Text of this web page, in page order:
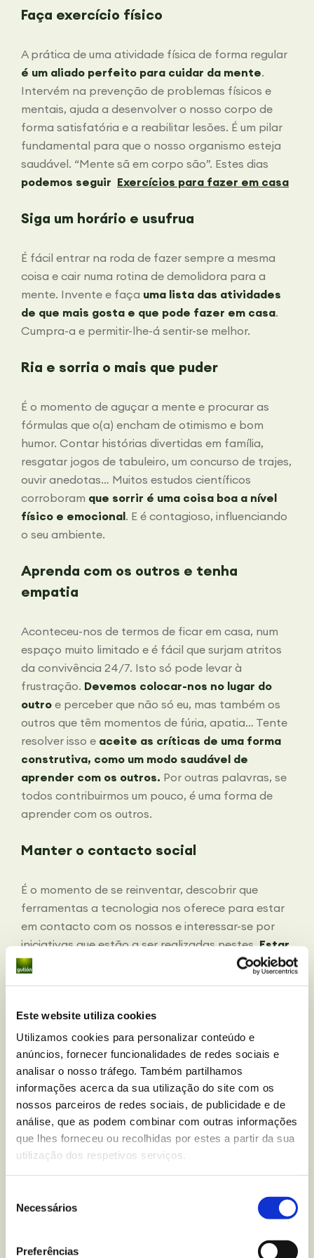
Este website utiliza cookies
Utilizamos cookies para personalizar conteúdo e
anúncios, fornecer funcionalidades de redes sociais e
analisar o nosso tráfego. Também partilhamos
informações acerca da sua utilização do site com os
nossos parceiros de redes sociais, de publicidade e de
análise, que as podem combinar com outras informações
que lhes forneceu ou recolhidas por estes a partir da sua
utilização dos respetivos serviços.
Necessários
Preferências
Faça exercício físico
A prática de uma atividade física de forma regular
é um aliado perfeito para cuidar da mente.
Intervém na prevenção de problemas físicos e
mentais, ajuda a desenvolver o nosso corpo de
forma satisfatória e a reabilitar lesões. É um pilar
fundamental para que o nosso organismo esteja
saudável. “Mente sã em corpo são”. Estes dias
podemos seguir Exercícios para fazer em casa
Siga um horário e usufrua
É fácil entrar na roda de fazer sempre a mesma
coisa e cair numa rotina de demolidora para a
mente. Invente e faça uma lista das atividades
de que mais gosta e que pode fazer em casa.
Cumpra-a e permitir-lhe-á sentir-se melhor.
Ria e sorria o mais que puder
É o momento de aguçar a mente e procurar as
fórmulas que o(a) encham de otimismo e bom
humor. Contar histórias divertidas em família,
resgatar jogos de tabuleiro, um concurso de trajes,
ouvir anedotas… Muitos estudos científicos
corroboram que sorrir é uma coisa boa a nível
físico e emocional. E é contagioso, influenciando
o seu ambiente.
Aprenda com os outros e tenha
empatia
Aconteceu-nos de termos de ficar em casa, num
espaço muito limitado e é fácil que surjam atritos
da convivência 24/7. Isto só pode levar à
frustração. Devemos colocar-nos no lugar do
outro e perceber que não só eu, mas também os
outros que têm momentos de fúria, apatia… Tente
resolver isso e aceite as críticas de uma forma
construtiva, como um modo saudável de
aprender com os outros. Por outras palavras, se
todos contribuirmos um pouco, é uma forma de
aprender com os outros.
Manter o contacto social
É o momento de se reinventar, descobrir que
ferramentas a tecnologia nos oferece para estar
em contacto com os nossos e interessar-se por
iniciativas que estão a ser realizadas nestes.Estar
ativos socialmente faz-nos sentir melhor.
Chamadas de vídeo em grupo, familiares ou
individuais
Fazer um vídeo-convívio com amigos e/ou
familiares
Realizar desafios on-line em grupo: trava-
línguas, exercícios físicos, preparar receitas
culinárias…